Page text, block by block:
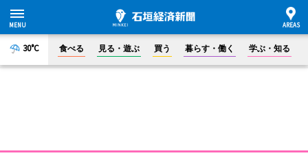
30°C 食べる 見る・遊ぶ 買う 暮らす・働く 学ぶ・知る